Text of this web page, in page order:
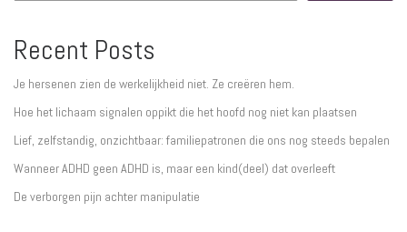
Recent Posts
Je hersenen zien de werkelijkheid niet. Ze creëren hem.
Hoe het lichaam signalen oppikt die het hoofd nog niet kan plaatsen
Lief, zelfstandig, onzichtbaar: familiepatronen die ons nog steeds bepalen
Wanneer ADHD geen ADHD is, maar een kind(deel) dat overleeft
De verborgen pijn achter manipulatie